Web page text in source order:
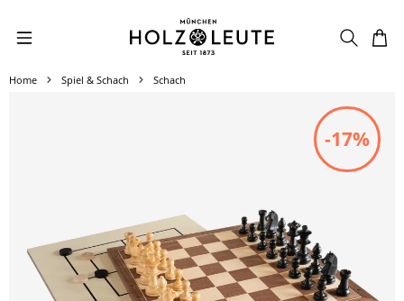
Zum Hauptinhalt springen
Home Spiel & Schach Schach
-17%